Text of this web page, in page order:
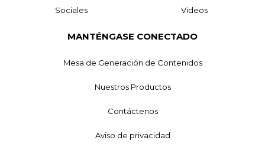
Sociales Videos
MANTÉNGASE CONECTADO
Mesa de Generación de Contenidos
Nuestros Productos
Contáctenos
Aviso de privacidad